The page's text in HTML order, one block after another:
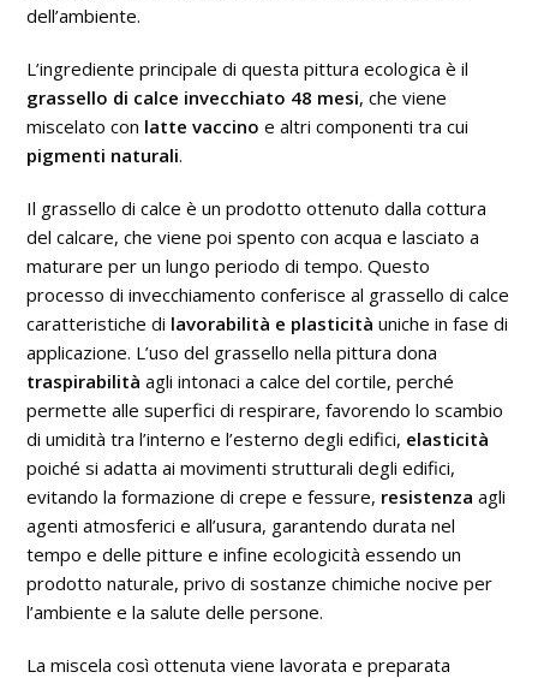
dell’ambiente.
L’ingrediente principale di questa pittura ecologica è il
grassello di calce invecchiato 48 mesi, che viene
miscelato con latte vaccino e altri componenti tra cui
pigmenti naturali.
Il grassello di calce è un prodotto ottenuto dalla cottura
del calcare, che viene poi spento con acqua e lasciato a
maturare per un lungo periodo di tempo. Questo
processo di invecchiamento conferisce al grassello di calce
caratteristiche di lavorabilità e plasticità uniche in fase di
applicazione. L’uso del grassello nella pittura dona
traspirabilità agli intonaci a calce del cortile, perché
permette alle superfici di respirare, favorendo lo scambio
di umidità tra l’interno e l’esterno degli edifici, elasticità
poiché si adatta ai movimenti strutturali degli edifici,
evitando la formazione di crepe e fessure, resistenza agli
agenti atmosferici e all’usura, garantendo durata nel
tempo e delle pitture e infine ecologicità essendo un
prodotto naturale, privo di sostanze chimiche nocive per
l’ambiente e la salute delle persone.
La miscela così ottenuta viene lavorata e preparata